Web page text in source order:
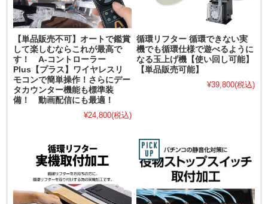
【単品販売不可】オートで鑑賞
して楽しむならこれが最高で
す！ A-コントローラー
Plus【プラス】ワイヤレスリ
モコンで簡単操作！さらにデー
タカウンター機能も標準装
備！ 動画配信にも最適！
¥24,800(税込)
循環リフター 循環できない実
機でも循環仕様で遊べるように
なる玉上げ機【使い回し可能】
【単品販売可能】
¥39,800(税込)